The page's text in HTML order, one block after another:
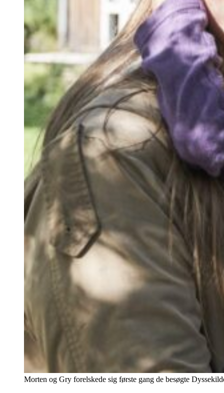
Morten og Gry forelskede sig første gang de besøgte